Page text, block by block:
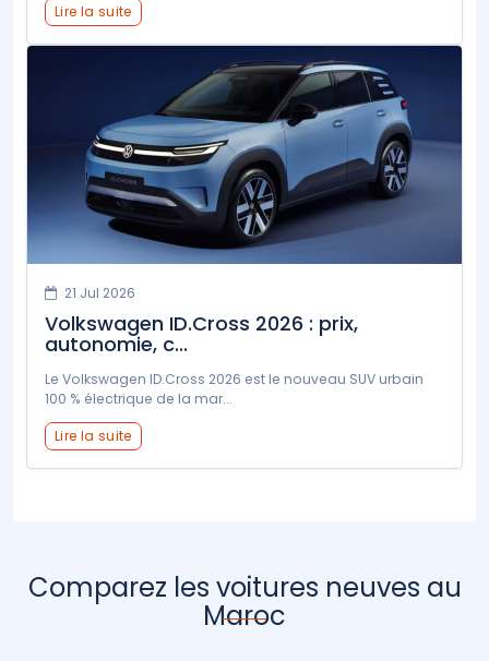
Lire la suite
21 Jul 2026
Volkswagen ID.Cross 2026 : prix,
autonomie, c...
Le Volkswagen ID.Cross 2026 est le nouveau SUV urbain
100 % électrique de la mar...
Lire la suite
Comparez les voitures neuves au
Maroc